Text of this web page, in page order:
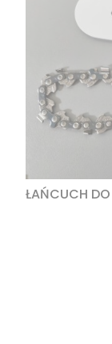
ŁAŃCUCH